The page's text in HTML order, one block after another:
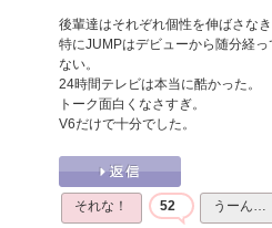
後輩達はそれぞれ個性を伸ばさな
特にJUMPはデビューから随分経
ない。
24時間テレビは本当に酷かった。
トーク面白くなさすぎ。
V6だけで十分でした。
それな！ 52 うーん…